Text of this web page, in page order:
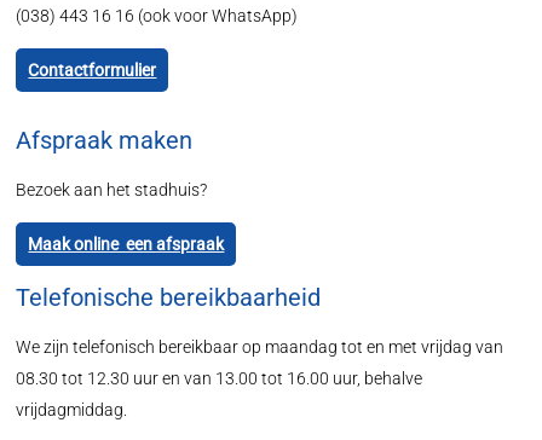
(038) 443 16 16 (ook voor WhatsApp)
Contactformulier
Afspraak maken
Bezoek aan het stadhuis?
Maak online een afspraak
Telefonische bereikbaarheid
We zijn telefonisch bereikbaar op maandag tot en met vrijdag van
08.30 tot 12.30 uur en van 13.00 tot 16.00 uur, behalve
vrijdagmiddag.